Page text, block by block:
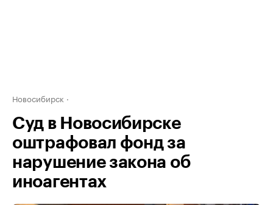
Новосибирск
Суд в Новосибирске
оштрафовал фонд за
нарушение закона об
иноагентах